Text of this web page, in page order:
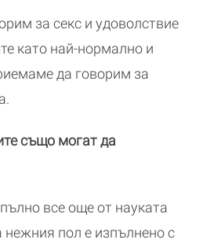
за секс и удоволствие
като най-нормално и
да говорим за
също могат да
все още от науката
нежния пол е изпълнено с